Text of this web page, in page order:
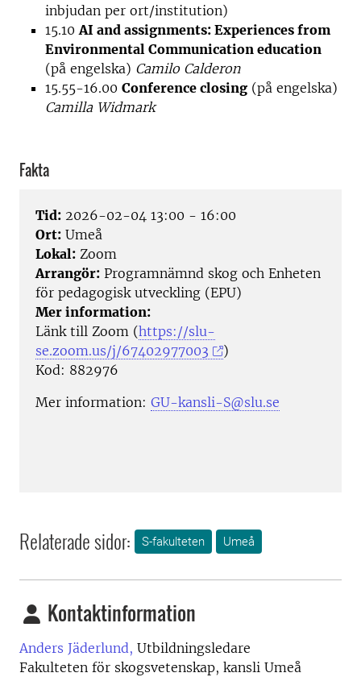
inbjudan per ort/institution)
15.10AI and assignments: Experiences from
Environmental Communication education
(på engelska) Camilo Calderon
15.55-16.00 Conference closing (på engelska)
Camilla Widmark
Fakta
Tid: 2026-02-04 13:00 - 16:00
Ort: Umeå
Lokal: Zoom
Arrangör: Programnämnd skog och Enheten
för pedagogisk utveckling (EPU)
Mer information:
Länk till Zoom (https://slu-
se.zoom.us/j/67402977003
)
Kod: 882976
Mer information: GU-kansli-S@slu.se
Relaterade sidor: S-fakulteten Umeå
Kontaktinformation
Anders Jäderlund, Utbildningsledare
Fakulteten för skogsvetenskap, kansli Umeå